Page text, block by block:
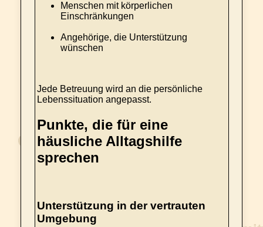
Menschen mit körperlichen
Einschränkungen
Angehörige, die Unterstützung
wünschen
Jede Betreuung wird an die persönliche
Lebenssituation angepasst.
Punkte, die für eine
häusliche Alltagshilfe
sprechen
Unterstützung in der vertrauten
Umgebung